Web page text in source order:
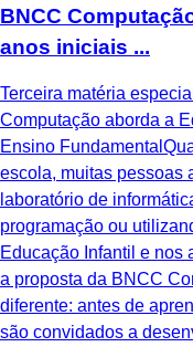
BNCC
anos iniciais ...
Terceira matéria
Computação aborda a
Ensino
escola, muitas pessoas
laboratório de
programação ou
Educação Infantil e nos
a proposta da BNCC
diferente: antes de
são convidados a